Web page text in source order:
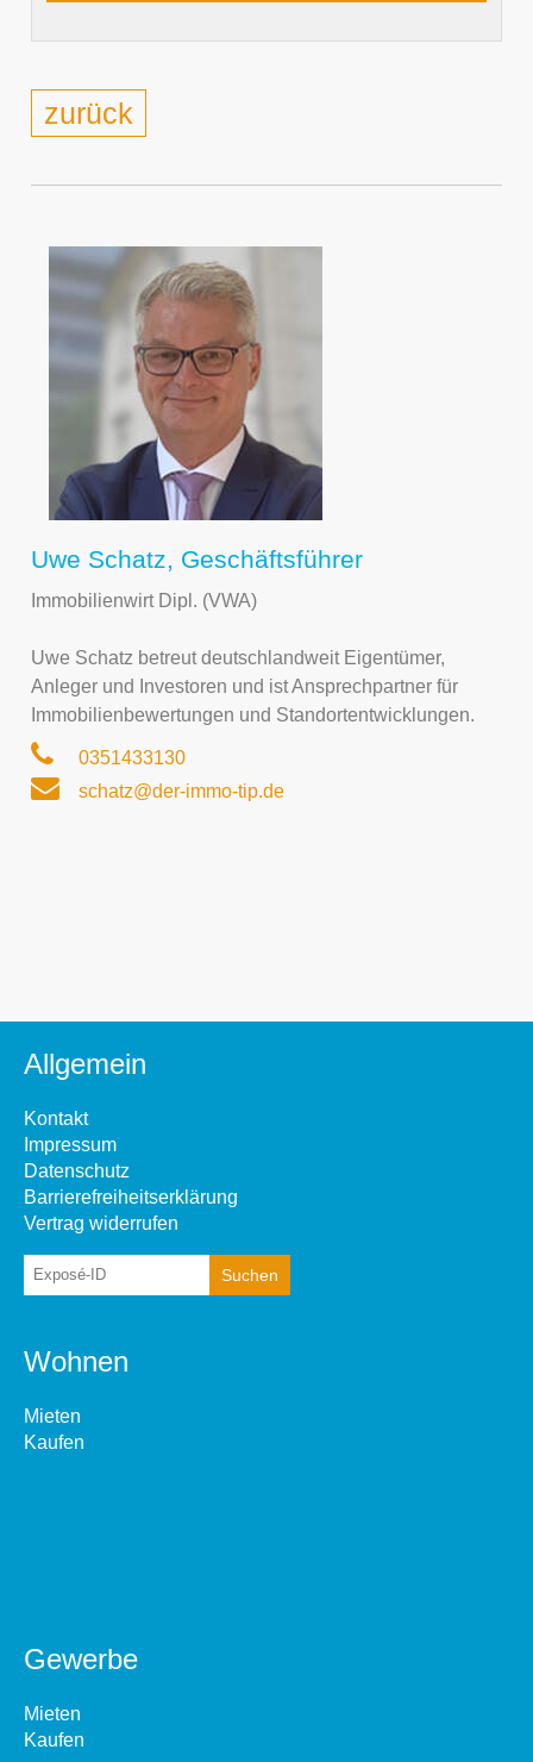
zurück
Uwe Schatz, Geschäftsführer
Immobilienwirt Dipl. (VWA)
Uwe Schatz betreut deutschlandweit Eigentümer,
Anleger und Investoren und ist Ansprechpartner für
Immobilienbewertungen und Standortentwicklungen.
0351433130
schatz@der-immo-tip.de
Allgemein
Kontakt
Impressum
Datenschutz
Barrierefreiheitserklärung
Vertrag widerrufen
Wohnen
Mieten
Kaufen
Gewerbe
Mieten
Kaufen